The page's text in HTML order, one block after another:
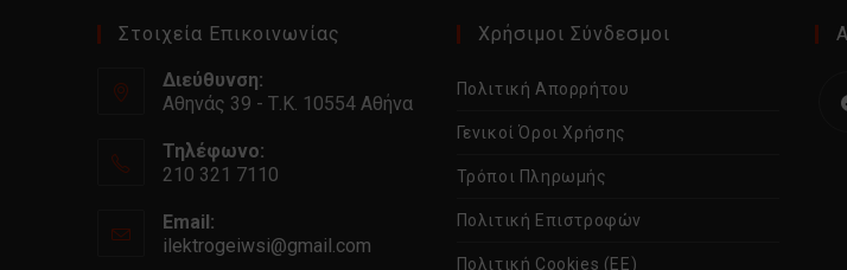
Στοιχεία Επικοινωνίας
Διεύθυνση:
Αθηνάς 39 - Τ.Κ. 10554 Αθήνα
Τηλέφωνο:
210 321 7110
Email:
ilektrogeiwsi@gmail.com
Χρήσιμοι Σύνδεσμοι
Πολιτική Απορρήτου
Γενικοί Όροι Χρήσης
Τρόποι Πληρωμής
Πολιτική Επιστροφών
Πολιτική Cookies (ΕΕ)